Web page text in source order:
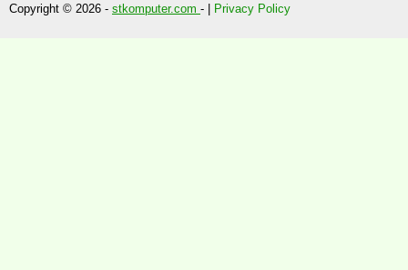
Copyright © 2026 - stkomputer.com - | Privacy Policy